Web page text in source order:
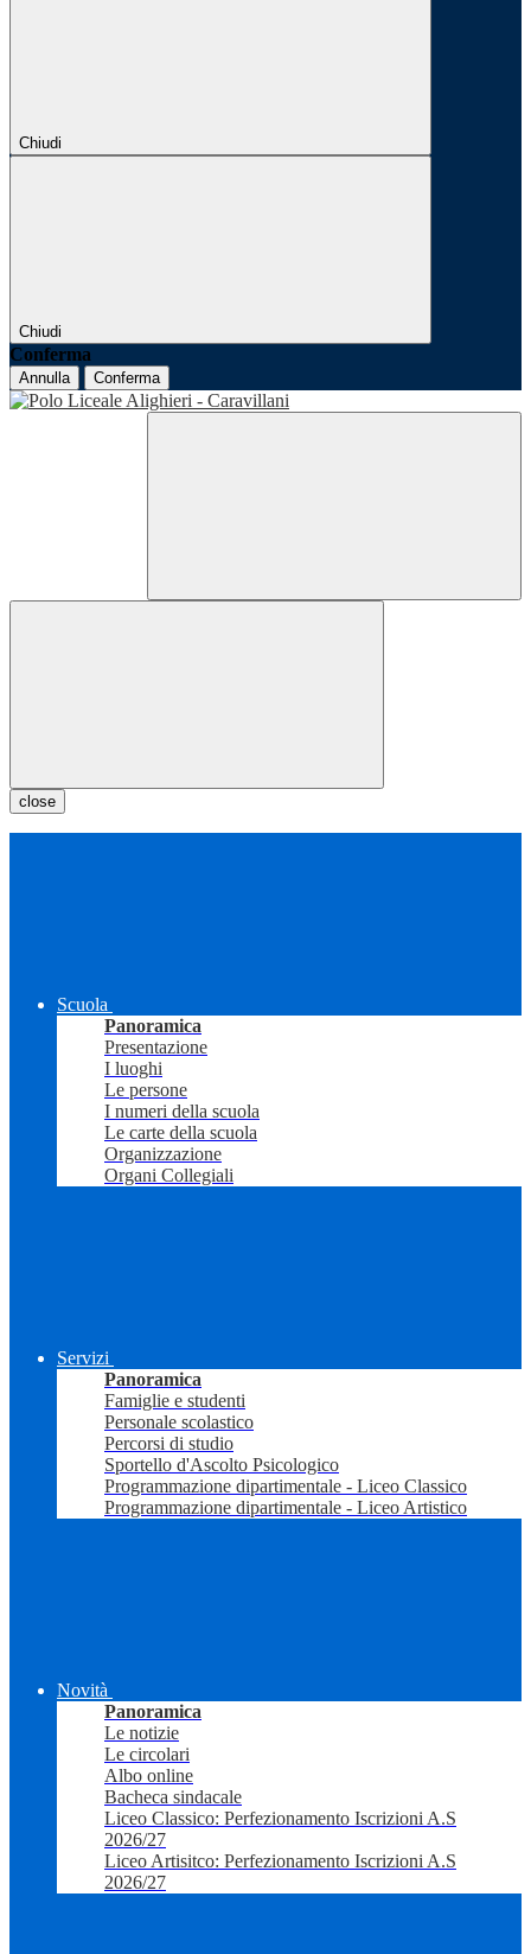
Chiudi
Chiudi
Conferma
Annulla Conferma
close
Scuola
Panoramica
Presentazione
I luoghi
Le persone
I numeri della scuola
Le carte della scuola
Organizzazione
Organi Collegiali
Servizi
Panoramica
Famiglie e studenti
Personale scolastico
Percorsi di studio
Sportello d'Ascolto Psicologico
Programmazione dipartimentale - Liceo Classico
Programmazione dipartimentale - Liceo Artistico
Novità
Panoramica
Le notizie
Le circolari
Albo online
Bacheca sindacale
Liceo Classico: Perfezionamento Iscrizioni A.S
2026/27
Liceo Artisitco: Perfezionamento Iscrizioni A.S
2026/27